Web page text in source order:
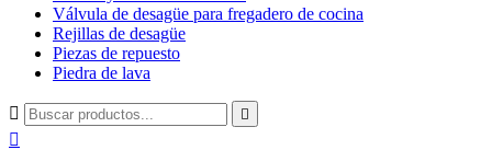
Válvula de desagüe para fregadero de cocina
Rejillas de desagüe
Piezas de repuesto
Piedra de lava
 
